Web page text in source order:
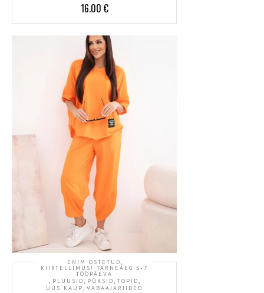
16.00 €
ENIM OSTETUD,
KIIRTELLIMUS! TARNEAEG 5-7
TÖÖPÄEVA
, PLUUSID, PÜKSID, TOPID,
UUS KAUP, VABAAJARIIDED